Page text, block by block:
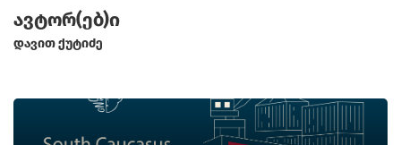
ავტორ(ებ)ი
დავით ქუტიძე